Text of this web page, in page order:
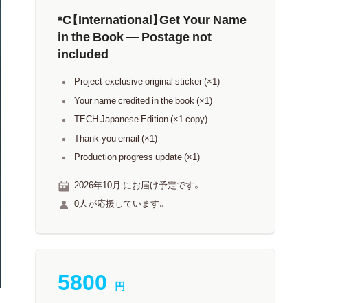
*C【International】Get Your Name
in the Book — Postage not
included
Project-exclusive original sticker (×1)
Your name credited in the book (×1)
TECH Japanese Edition (×1 copy)
Thank-you email (×1)
Production progress update (×1)
2026年10月 にお届け予定です。
0人が応援しています。
5800 円